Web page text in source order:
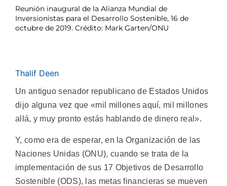
Reunión inaugural de la Alianza Mundial de
Inversionistas para el Desarrollo Sostenible, 16 de
octubre de 2019. Crédito: Mark Garten/ONU
Thalif Deen
Un antiguo senador republicano de Estados Unidos
dijo alguna vez que «mil millones aquí, mil millones
allá, y muy pronto estás hablando de dinero real».
Y, como era de esperar, en la Organización de las
Naciones Unidas (ONU), cuando se trata de la
implementación de sus 17 Objetivos de Desarrollo
Sostenible (ODS), las metas financieras se mueven